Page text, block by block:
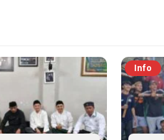
Info